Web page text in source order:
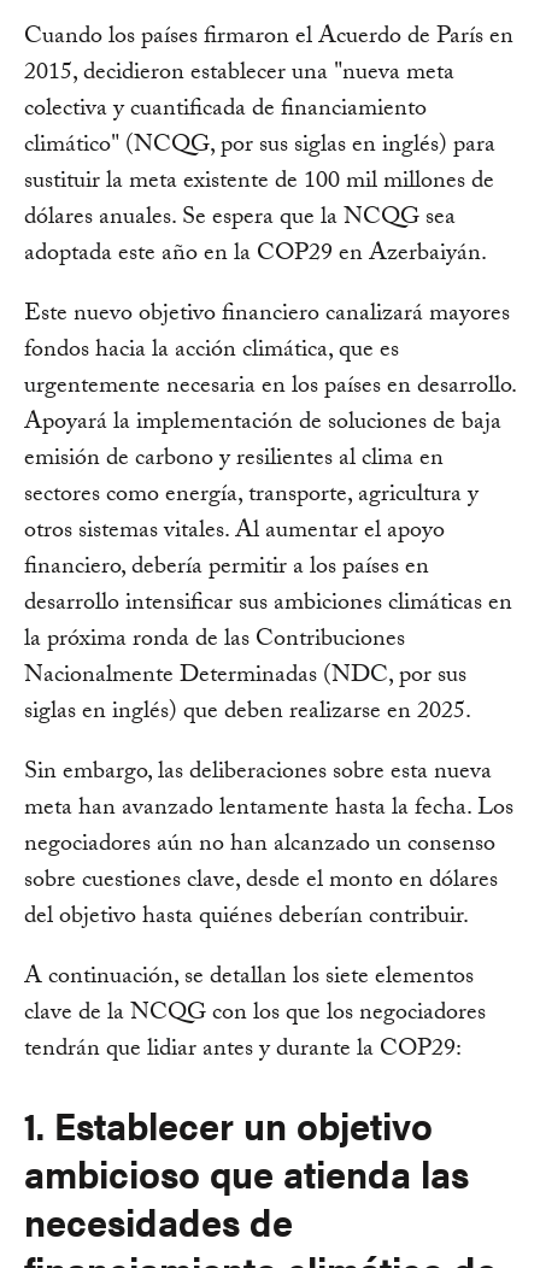
Cuando los países firmaron el Acuerdo de París en
2015, decidieron establecer una "nueva meta
colectiva y cuantificada de financiamiento
climático" (NCQG, por sus siglas en inglés) para
sustituir la meta existente de 100 mil millones de
dólares anuales. Se espera que la NCQG sea
adoptada este año en la COP29 en Azerbaiyán.
Este nuevo objetivo financiero canalizará mayores
fondos hacia la acción climática, que es
urgentemente necesaria en los países en desarrollo.
Apoyará la implementación de soluciones de baja
emisión de carbono y resilientes al clima en
sectores como energía, transporte, agricultura y
otros sistemas vitales. Al aumentar el apoyo
financiero, debería permitir a los países en
desarrollo intensificar sus ambiciones climáticas en
la próxima ronda de las Contribuciones
Nacionalmente Determinadas (NDC, por sus
siglas en inglés) que deben realizarse en 2025.
Sin embargo, las deliberaciones sobre esta nueva
meta han avanzado lentamente hasta la fecha. Los
negociadores aún no han alcanzado un consenso
sobre cuestiones clave, desde el monto en dólares
del objetivo hasta quiénes deberían contribuir.
A continuación, se detallan los siete elementos
clave de la NCQG con los que los negociadores
tendrán que lidiar antes y durante la COP29:
1. Establecer un objetivo
ambicioso que atienda las
necesidades de